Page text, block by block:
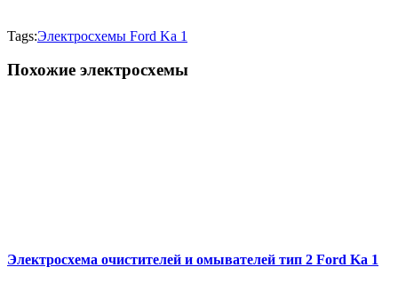
Tags:Электросхемы Ford Ka 1
Похожие электросхемы
Электросхема очистителей и омывателей тип 2 Ford Ka 1